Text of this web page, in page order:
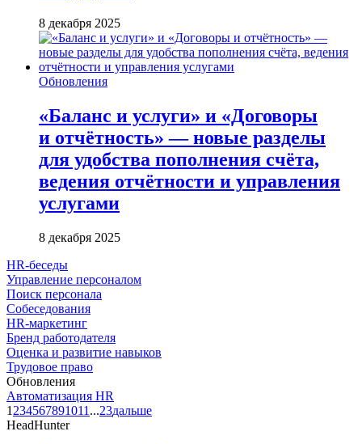
8 декабря 2025
Обновления
«Баланс и услуги» и «Договоры
и отчётность» — новые разделы
для удобства пополнения счёта,
ведения отчётности и управления
услугами
8 декабря 2025
HR-беседы
Управление персоналом
Поиск персонала
Собеседования
HR-маркетинг
Бренд работодателя
Оценка и развитие навыков
Трудовое право
Обновления
Автоматизация HR
1 234567891011 ...23дальше
HeadHunter